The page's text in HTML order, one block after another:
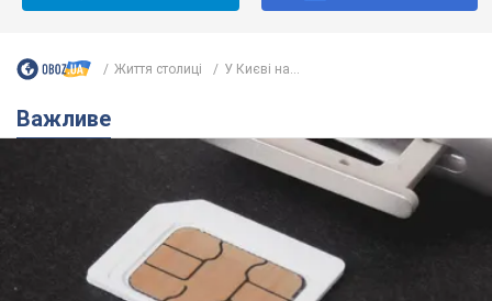
Життя столиці У Києві на...
Важливе